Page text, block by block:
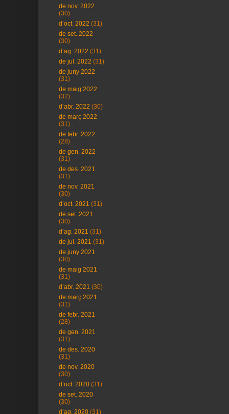
de nov. 2022
(30)
d’oct. 2022 (31)
de set. 2022
(30)
d’ag. 2022 (31)
de jul. 2022 (31)
de juny 2022
(31)
de maig 2022
(32)
d’abr. 2022 (30)
de març 2022
(31)
de febr. 2022
(28)
de gen. 2022
(31)
de des. 2021
(31)
de nov. 2021
(30)
d’oct. 2021 (31)
de set. 2021
(30)
d’ag. 2021 (31)
de jul. 2021 (31)
de juny 2021
(30)
de maig 2021
(31)
d’abr. 2021 (30)
de març 2021
(31)
de febr. 2021
(28)
de gen. 2021
(31)
de des. 2020
(31)
de nov. 2020
(30)
d’oct. 2020 (31)
de set. 2020
(30)
d’ag. 2020 (31)